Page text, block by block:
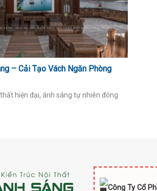
– Cải Tạo Vách Ngăn Phòng
hiện đại, ánh sáng tự nhiên đóng
Công Ty Cổ